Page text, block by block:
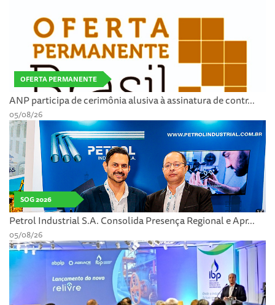
OFERTA PERMANENTE
ANP participa de cerimônia alusiva à assinatura de contr...
05/08/26
SOG 2026
Petrol Industrial S.A. Consolida Presença Regional e Apr...
05/08/26